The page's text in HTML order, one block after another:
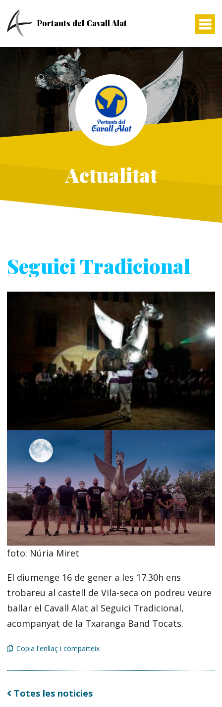
content
Portants del Cavall Alat
Actualitat
Seguici Tradicional
foto: Núria Miret
El diumenge 16 de gener a les 17.30h ens
trobareu al castell de Vila-seca on podreu veure
ballar el Cavall Alat al Seguici Tradicional,
acompanyat de la Txaranga Band Tocats.
Copia l'enllaç i comparteix
Totes les noticies